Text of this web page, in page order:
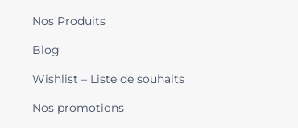
Nos Produits
Blog
Wishlist – Liste de souhaits
Nos promotions